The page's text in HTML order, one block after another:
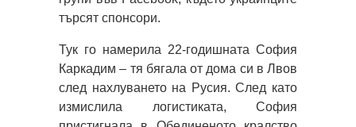
търсят спонсори.
Тук го намерила 22-годишната София
Каркадим – тя бягала от дома си в Лвов
след нахлуването на Русия. След като
измислила логистиката, София